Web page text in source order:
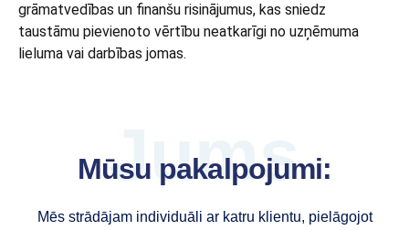
grāmatvedības un finanšu risinājumus, kas sniedz
taustāmu pievienoto vērtību neatkarīgi no uzņēmuma
lieluma vai darbības jomas.
Jums
Mūsu pakalpojumi:
Mēs strādājam individuāli ar katru klientu, pielāgojot